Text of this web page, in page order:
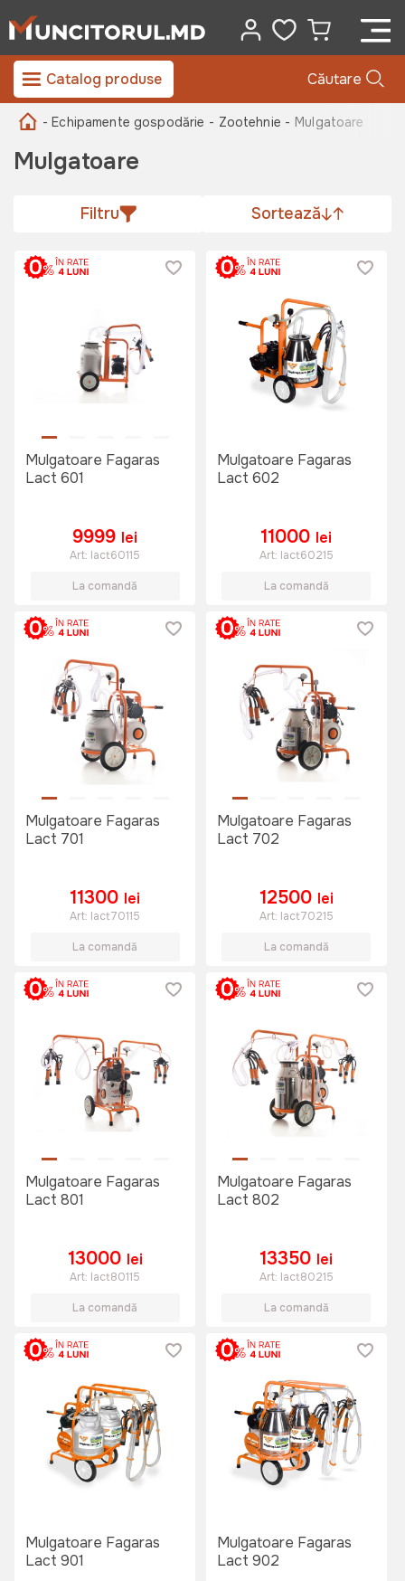
Catalog produse Căutare
- Echipamente gospodărie - Zootehnie - Mulgatoare
Mulgatoare
Filtru Sortează
Mulgatoare Fagaras
Lact 601
9999 lei
Art: lact60115
La comandă
Mulgatoare Fagaras
Lact 602
11000 lei
Art: lact60215
La comandă
Mulgatoare Fagaras
Lact 701
11300 lei
Art: lact70115
La comandă
Mulgatoare Fagaras
Lact 702
12500 lei
Art: lact70215
La comandă
Mulgatoare Fagaras
Lact 801
13000 lei
Art: lact80115
La comandă
Mulgatoare Fagaras
Lact 802
13350 lei
Art: lact80215
La comandă
Mulgatoare Fagaras
Lact 901
Mulgatoare Fagaras
Lact 902